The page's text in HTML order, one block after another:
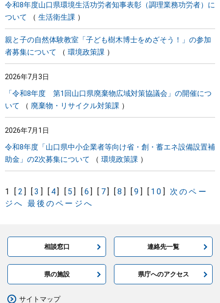
令和8年度山口県環境生活功労者知事表彰（調理業務功労者）に
ついて
生活衛生課
親と子の自然体験教室「子ども樹木博士をめざそう！」の参加
者募集について
環境政策課
2026年7月3日
「令和8年度 第1回山口県廃棄物広域対策協議会」の開催につ
いて
廃棄物・リサイクル対策課
2026年7月1日
令和8年度「山口県中小企業者等向け省・創・蓄エネ設備設置補
助金」の2次募集について
環境政策課
1 [ 2 ] [3 ] [ 4] [ 5] [6] [ 7] [8 ] [9 ] [ 10 ]
次のペー
ジへ 最後のページへ
相談窓口 連絡先一覧
県の施設 県庁へのアクセス
サイトマップ